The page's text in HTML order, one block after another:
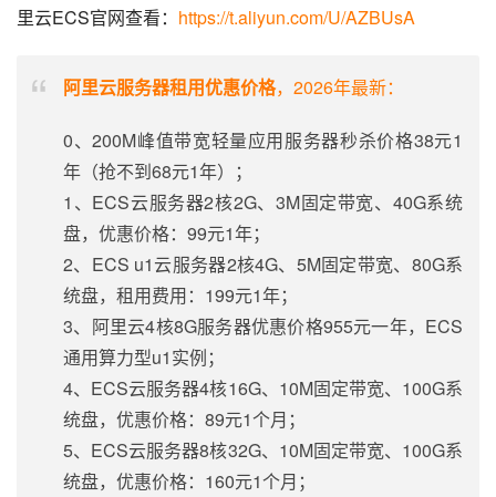
里云ECS官网查看： https://t.aliyun.com/U/AZBUsA
阿里云服务器租用优惠价格，2026年最新：
0、200M峰值带宽轻量应用服务器秒杀价格38元1
年（抢不到68元1年）；
1、ECS云服务器2核2G、3M固定带宽、40G系统
盘，优惠价格：99元1年；
2、ECS u1云服务器2核4G、5M固定带宽、80G系
统盘，租用费用：199元1年；
3、阿里云4核8G服务器优惠价格955元一年，ECS
通用算力型u1实例；
4、ECS云服务器4核16G、10M固定带宽、100G系
统盘，优惠价格：89元1个月；
5、ECS云服务器8核32G、10M固定带宽、100G系
统盘，优惠价格：160元1个月；